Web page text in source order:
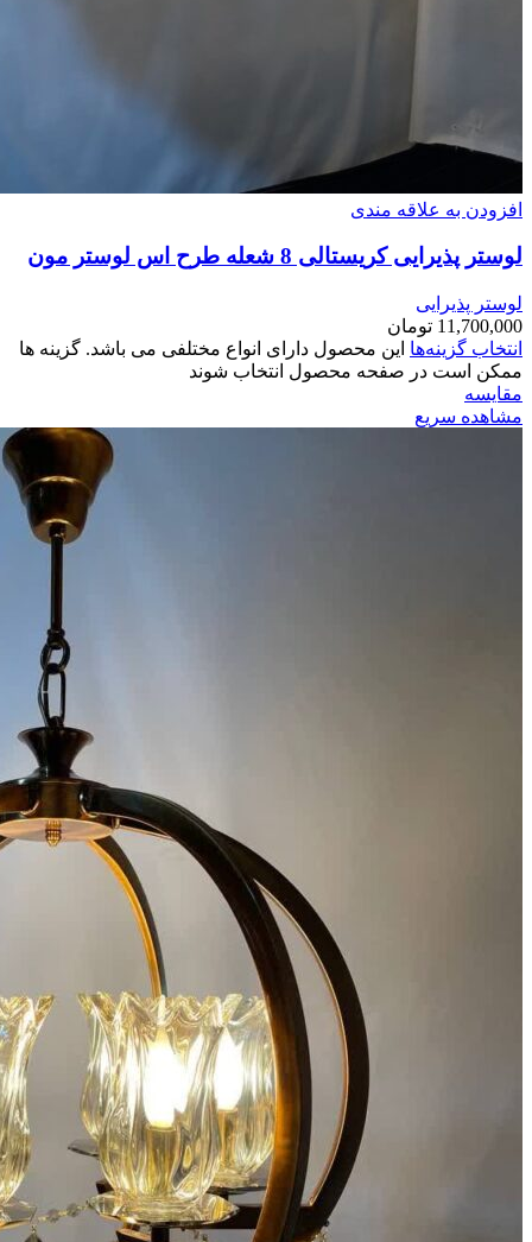
افزودن به علاقه مندی
لوستر پذیرایی کریستالی 8 شعله طرح اس لوستر مون
لوستر پذیرایی
11,700,000 تومان
انتخاب گزینه‌ها این محصول دارای انواع مختلفی می باشد. گزینه ها
ممکن است در صفحه محصول انتخاب شوند
مقایسه
مشاهده سریع